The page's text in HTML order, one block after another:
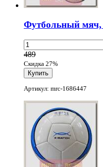
Футбольный мяч,
489
Скидка 27%
Артикул: mrc-1686447